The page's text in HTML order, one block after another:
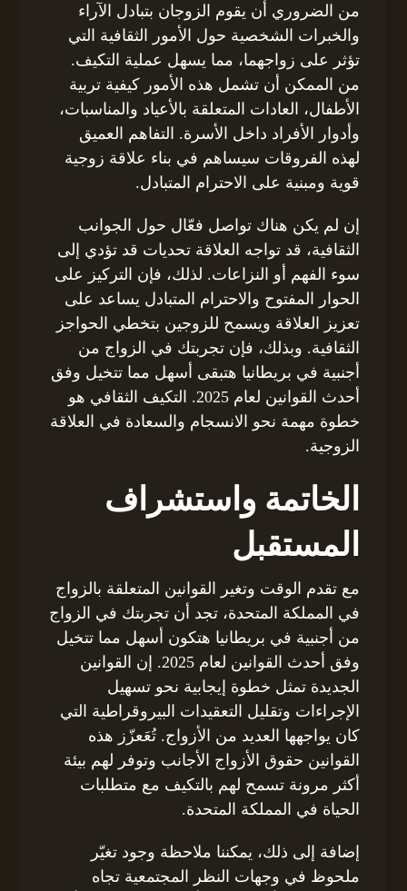
من الضروري أن يقوم الزوجان بتبادل الآراء
والخبرات الشخصية حول الأمور الثقافية التي
تؤثر على زواجهما، مما يسهل عملية التكيف.
من الممكن أن تشمل هذه الأمور كيفية تربية
الأطفال، العادات المتعلقة بالأعياد والمناسبات،
وأدوار الأفراد داخل الأسرة. التفاهم العميق
لهذه الفروقات سيساهم في بناء علاقة زوجية
قوية ومبنية على الاحترام المتبادل.
إن لم يكن هناك تواصل فعّال حول الجوانب
الثقافية، قد تواجه العلاقة تحديات قد تؤدي إلى
سوء الفهم أو النزاعات. لذلك، فإن التركيز على
الحوار المفتوح والاحترام المتبادل يساعد على
تعزيز العلاقة ويسمح للزوجين بتخطي الحواجز
الثقافية. وبذلك، فإن تجربتك في الزواج من
أجنبية في بريطانيا هتبقى أسهل مما تتخيل وفق
أحدث القوانين لعام 2025. التكيف الثقافي هو
خطوة مهمة نحو الانسجام والسعادة في العلاقة
الزوجية.
الخاتمة واستشراف
المستقبل
مع تقدم الوقت وتغير القوانين المتعلقة بالزواج
في المملكة المتحدة، تجد أن تجربتك في الزواج
من أجنبية في بريطانيا هتكون أسهل مما تتخيل
وفق أحدث القوانين لعام 2025. إن القوانين
الجديدة تمثل خطوة إيجابية نحو تسهيل
الإجراءات وتقليل التعقيدات البيروقراطية التي
كان يواجهها العديد من الأزواج. تُعَعزّز هذه
القوانين حقوق الأزواج الأجانب وتوفر لهم بيئة
أكثر مرونة تسمح لهم بالتكيف مع متطلبات
الحياة في المملكة المتحدة.
إضافة إلى ذلك، يمكننا ملاحظة وجود تغيّر
ملحوظ في وجهات النظر المجتمعية تجاه